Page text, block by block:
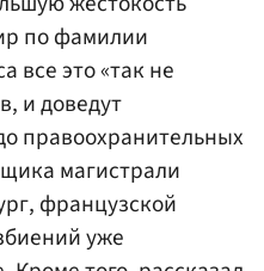
по фамилии
все это «так не
и доведут
правоохранительных
магистрали
французской
уже